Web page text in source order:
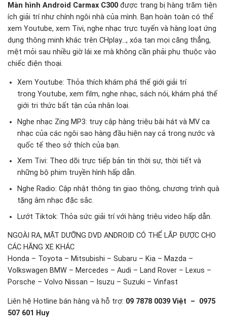
Màn hình Android Carmax C300 được trang bị hàng trăm tiện
ích giải trí như chính ngôi nhà của mình. Bạn hoàn toàn có thể
xem Youtube, xem Tivi, nghe nhạc trực tuyến và hàng loạt ứng
dụng thông minh khác trên CHplay…, xóa tan mọi căng thẳng,
mệt mỏi sau nhiều giờ lái xe mà không cần phải phụ thuộc vào
chiếc điện thoại.
Xem Youtube: Thỏa thích khám phá thế giới giải trí
trong Youtube, xem film, nghe nhạc, sách nói, khám phá thế
giới tri thức bất tận của nhân loại.
Nghe nhạc Zing MP3: truy cập hàng triệu bài hát và MV ca
nhạc của các ngôi sao hàng đầu hiện nay cả trong nước và
quốc tế theo sở thích của bạn.
Xem Tivi: Theo dõi trực tiếp bản tin thời sự, thời tiết và
những bộ phim truyền hình hấp dẫn.
Nghe Radio: Cập nhật thông tin giao thông, chương trình quà
tặng âm nhạc đặc sắc.
Lướt Tiktok: Thỏa sức giải trí với hàng triệu video hấp dẫn.
NGOÀI RA, MẶT DƯỠNG DVD ANDROID CÓ THỂ LẮP ĐƯỢC CHO
CÁC HÃNG XE KHÁC
Honda – Toyota – Mitsubishi – Subaru – Kia – Mazda –
Volkswagen BMW – Mercedes – Audi – Land Rover – Lexus –
Porsche – Volvo Nissan – Isuzu – Suzuki – Vinfast
Liên hệ Hotline bán hàng và hỗ trợ: 09 7878 0039 Việt – 0975
507 601 Huy